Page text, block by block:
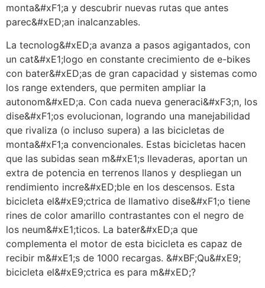
monta&#xF1;a y descubrir nuevas rutas que antes
parec&#xED;an inalcanzables.
La tecnolog&#xED;a avanza a pasos agigantados, con
un cat&#xE1;logo en constante crecimiento de e-bikes
con bater&#xED;as de gran capacidad y sistemas como
los range extenders, que permiten ampliar la
autonom&#xED;a. Con cada nueva generaci&#xF3;n, los
dise&#xF1;os evolucionan, logrando una manejabilidad
que rivaliza (o incluso supera) a las bicicletas de
monta&#xF1;a convencionales. Estas bicicletas hacen
que las subidas sean m&#xE1;s llevaderas, aportan un
extra de potencia en terrenos llanos y despliegan un
rendimiento incre&#xED;ble en los descensos. Esta
bicicleta el&#xE9;ctrica de llamativo dise&#xF1;o tiene
rines de color amarillo contrastantes con el negro de
los neum&#xE1;ticos. La bater&#xED;a que
complementa el motor de esta bicicleta es capaz de
recibir m&#xE1;s de 1000 recargas. &#xBF;Qu&#xE9;
bicicleta el&#xE9;ctrica es para m&#xED;?